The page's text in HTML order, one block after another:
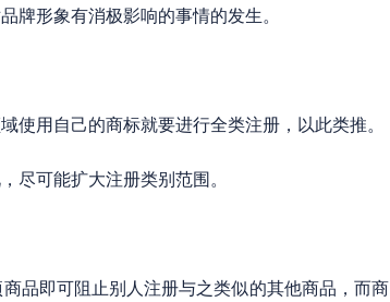
牌形象有消极影响的事情的发生。
用自己的商标就要进行全类注册，以此类推。
可能扩大注册类别范围。
即可阻止别人注册与之类似的其他商品，而商